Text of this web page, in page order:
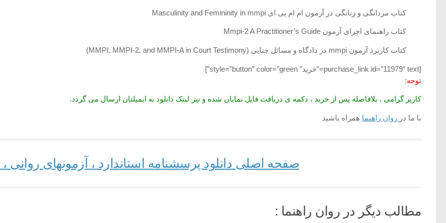
کتاب مردانگی و زنانگی در آزمون ام ام پی ای Masculinity and Femininity in mmpi
کتاب راهنمای اجرای آزمون Mmpi-2 A Practitioner’s Guide
کتاب کاربرد آزمون mmpi در دادگاه و مسائل جنایی (MMPI, MMPI-2, and MMPI-A in Court Testimony)
[purchase_link id=”11979″ text=”خرید” style=”button” color=”green”]
توجه:
کاربر گرامی ، بلافاصله پس از خرید ، دکمه ی دریافت فایل نمایان شده و نیز لینک دانلود به ایمیلتان ارسال می گردد.
با ما در روان راهنما همراه باشید
صفحه اصلی دانلود پرسشنامه استاندارد ، آزمونهای
مطالب دیگر در روان راهنما :